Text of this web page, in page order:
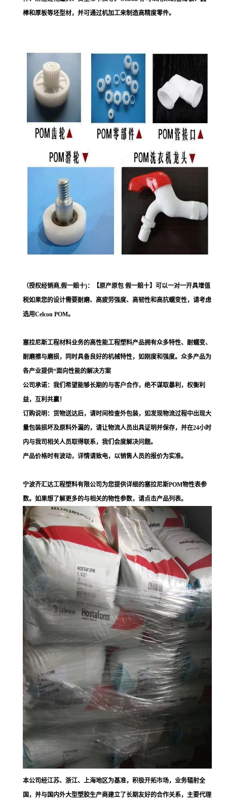
棒和厚板等坯型材，并可通过机加工来制造高精度零件。
（授权经销商,假一赔十)：【原产原包 假一赔十】可以一对一开具增值
税如果您的设计需要耐磨、高疲劳强度、高韧性和高抗蠕变性，请考虑
选用Celcon POM。
塞拉尼斯工程材料业务的高性能工程塑料产品拥有众多特性、耐蠕变、
耐磨擦与磨损，同时具备良好的机械特性，如刚度和强度。众多产品为
各产业提供“面向性能的解决方案
公司承诺：我们希望能够长期的与客户合作，绝不谋取暴利，权衡利
益，互利共赢！
订购说明：货物送达后，请时间检查外包装，如发现物流过程中出现大
量包装损坏及原料外漏的，请让物流人员出具证明并保存，并在24小时
内与我司相关人员取得联系，我们会度解决问题。
产品价格时有波动，详情请致电，以销售人员的报价为实准。
宁波齐汇达工程塑料有限公司为您提供详细的塞拉尼斯POM物性表参
数。如果想了解更多的与相关的物性参数，请点击产品列表。
本公司经江苏、浙江、上海地区为基准，积极开拓市场，业务辐射全
国，并与国内外大型塑胶生产商建立了长期友好的合作关系，主要代理